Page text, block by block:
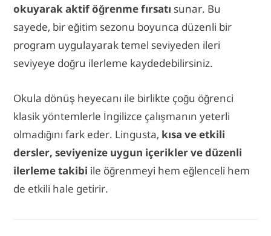
okuyarak aktif öğrenme fırsatı sunar. Bu
sayede, bir eğitim sezonu boyunca düzenli bir
program uygulayarak temel seviyeden ileri
seviyeye doğru ilerleme kaydedebilirsiniz.
Okula dönüş heyecanı ile birlikte çoğu öğrenci
klasik yöntemlerle İngilizce çalışmanın yeterli
olmadığını fark eder. Lingusta, kısa ve etkili
dersler, seviyenize uygun içerikler ve düzenli
ilerleme takibi ile öğrenmeyi hem eğlenceli hem
de etkili hale getirir.